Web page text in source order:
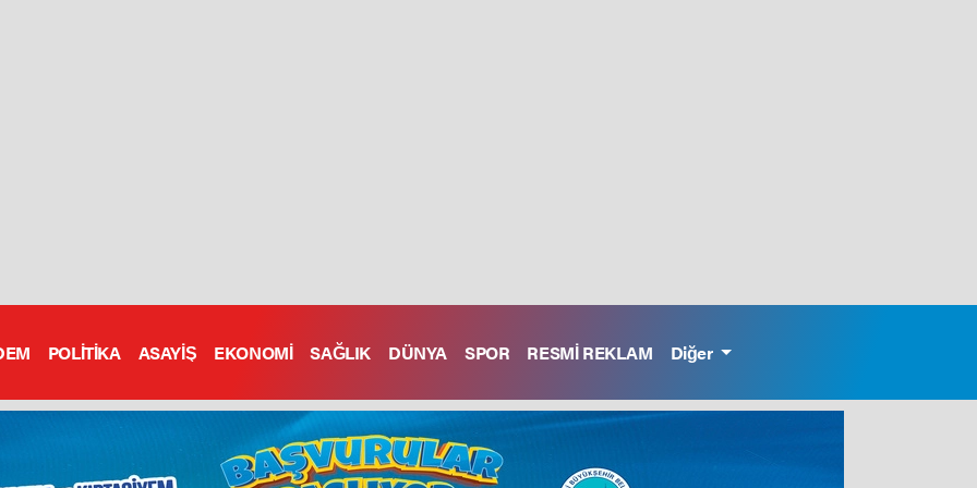
POLİTİKA ASAYİŞ EKONOMİ SAĞLIK DÜNYA SPOR RESMİ REKLAM Diğer